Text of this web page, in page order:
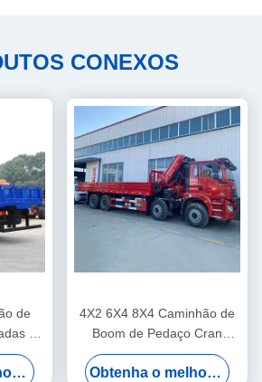
CONEXOS
de
de
Obtenha o melhor preço
4X2 6X4 8X4 Caminhão de
Boom de Pedaço Cran
montado 2 - 220 toneladas
Caminhão de Cranes de
Obtenha o melhor preço